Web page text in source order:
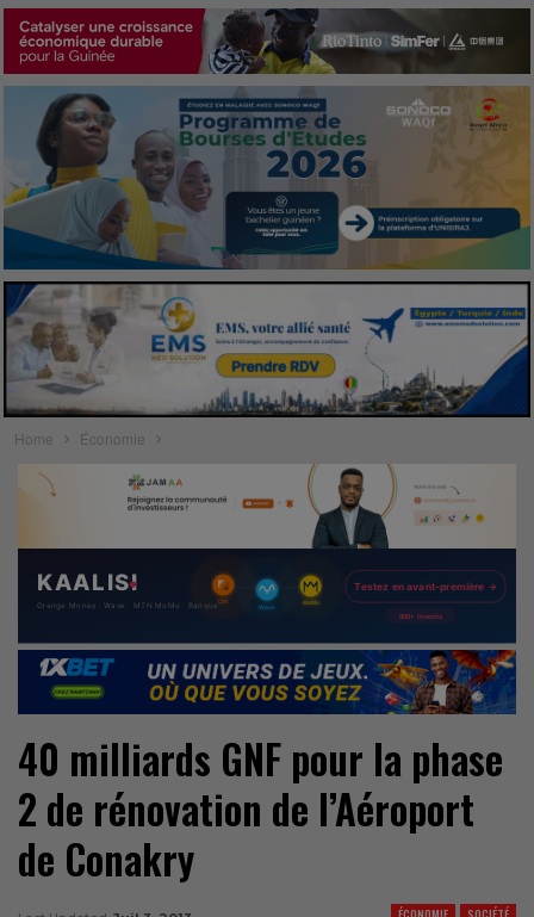
Home Économie
40 milliards GNF pour la phase
2 de rénovation de l’Aéroport
de Conakry